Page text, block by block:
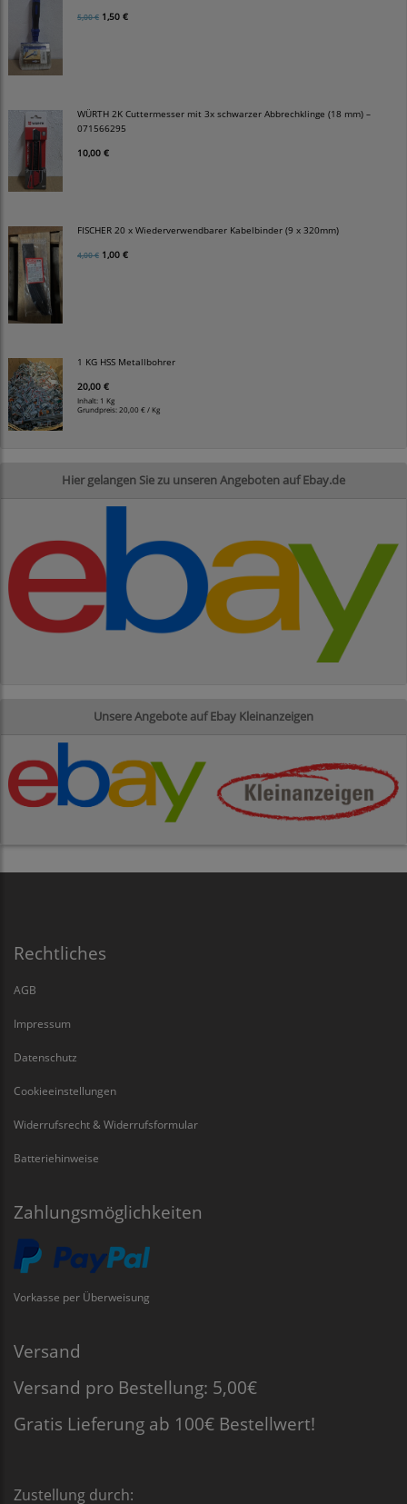
5,00 € 1,50 €
WÜRTH 2K Cuttermesser mit 3x schwarzer Abbrechklinge (18 mm) –
071566295
10,00 €
FISCHER 20 x Wiederverwendbarer Kabelbinder (9 x 320mm)
4,00 € 1,00 €
1 KG HSS Metallbohrer
20,00 €
Inhalt: 1 Kg
Grundpreis: 20,00 € / Kg
Hier gelangen Sie zu unseren Angeboten auf Ebay.de
Unsere Angebote auf Ebay Kleinanzeigen
Rechtliches
AGB
Impressum
Datenschutz
Cookieeinstellungen
Widerrufsrecht & Widerrufsformular
Batteriehinweise
Zahlungsmöglichkeiten
Vorkasse per Überweisung
Versand
Versand pro Bestellung: 5,00€
Gratis Lieferung ab 100€ Bestellwert!
Zustellung durch: